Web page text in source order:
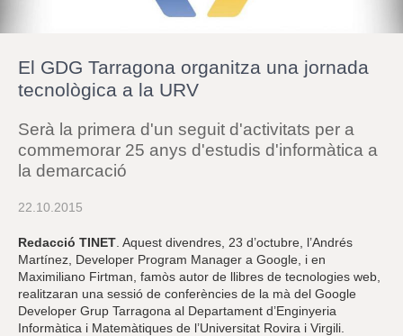
e
s
a
u
El GDG Tarragona organitza una jornada
tecnològica a la URV
Serà la primera d'un seguit d'activitats per a
commemorar 25 anys d'estudis d'informàtica a
la demarcació
22.10.2015
Redacció TINET . Aquest divendres, 23 d’octubre, l’Andrés
Martínez, Developer Program Manager a Google, i en
Maximiliano Firtman, famòs autor de llibres de tecnologies web,
realitzaran una sessió de conferències de la mà del Google
Developer Grup Tarragona al Departament d’Enginyeria
Informàtica i Matemàtiques de l’Universitat Rovira i Virgili.